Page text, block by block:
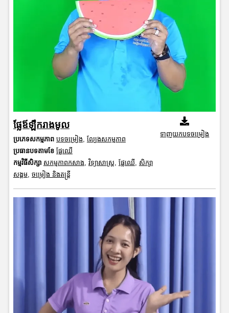
ផ្លែឪឡឹករាងមូល
ប្រភេទសកម្មភាព បទចម្រៀង, ល្បែងសកម្មភាព
ប្រធានបទតាមខែ ផ្លែឈើ
កម្មវិធីសិក្សា សកម្មភាពកសាង, វិទ្យាសាស្រ្ត, ផ្លែឈើ, សិក្សា
សង្គម, ចម្រៀង និងតន្ត្រី
ទាញយកបទចម្រៀង